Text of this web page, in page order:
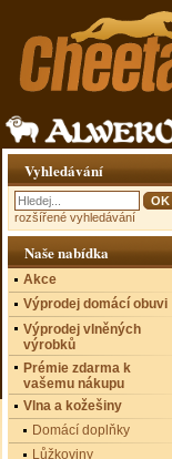
Vyhledávání
rozšířené vyhledávání
Naše nabídka
Akce
Výprodej domácí obuvi
Výprodej vlněných
výrobků
Prémie zdarma k
vašemu nákupu
Vlna a kožešiny
Domácí doplňky
Lůžkoviny